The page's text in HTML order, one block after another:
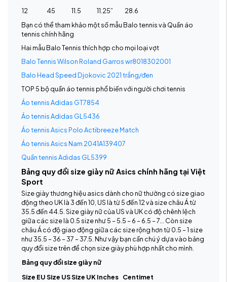
12
45 11.5 11.25”
28.6
Bạn có thể tham khảo một số mẫu Balo tennis và Quần áo
tennis chính hãng
Hai mẫu Balo Tennis thích hợp cho mọi loại vợt
Balo Tennis Wilson Roland Garros wr8018302001
Balo Head Speed Djokovic 2021 trắng/đen
TOP 5 bộ quần áo tennis phổ biến với người chơi tennis
Áo tennis Adidas GT7854
Áo tennis Adidas GL5436
Áo tennis Asics Polo Actibreeze Match
Áo tennis Asics Nam 2041A139407
Quần tennis Adidas GL5399
Bảng quy đổi size giày nữ Asics chính hãng tại Việt
Sport
Size giày thương hiệu asics dành cho nữ thường có size giao
động theo UK là 3 đến 10, US là từ 5 đến 12 và size châu Á từ
35.5 đến 44.5. Size giày nữ của US và UK có độ chênh lệch
giữa các size là 0.5 size như 5 – 5.5 – 6 – 6.5 – 7… Còn size
châu Á có độ giao động giữa các size rộng hơn từ 0.5 – 1 size
như 35.5 – 36 – 37 – 37.5. Như vậy bạn cần chú ý dựa vào bảng
quy đổi size trên để chọn size giày phù hợp nhất cho mình.
Bảng quy đổi size giày nữ
Size EUSize USSize UKInches Centimet